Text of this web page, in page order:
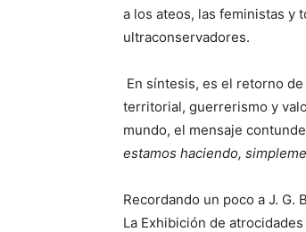
a los ateos, las feministas y
ultraconservadores.
En síntesis, es el retorno
territorial, guerrerismo y
mundo, el mensaje
estamos haciendo,
Recordando un poco a J.
La Exhibición de